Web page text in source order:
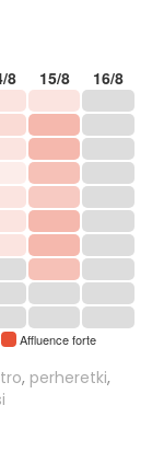
8 15/8
16/8
Affluence forte
, perheretki,